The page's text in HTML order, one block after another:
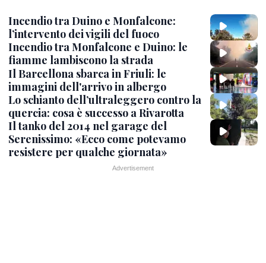
Incendio tra Duino e Monfalcone:
l’intervento dei vigili del fuoco
Incendio tra Monfalcone e Duino: le
fiamme lambiscono la strada
Il Barcellona sbarca in Friuli: le
immagini dell'arrivo in albergo
Lo schianto dell’ultraleggero contro la
quercia: cosa è successo a Rivarotta
Il tanko del 2014 nel garage del
Serenissimo: «Ecco come potevamo
resistere per qualche giornata»